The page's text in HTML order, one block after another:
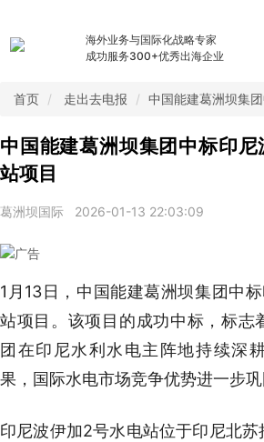
海外业务与国际化战略专家
成功服务300+优秀出海企业
首页 走出去电报 中国能建葛洲坝集
中国能建葛洲坝集团中标印
站项目
葛洲坝国际 2026-01-13 22:03:09
1月13日，中国能建葛洲坝集团中
站项目。该项目的成功中标，标志
团在印尼水利水电主阵地持续深
果，国际水电市场竞争优势进一步巩
印尼波伊加2号水电站位于印尼北